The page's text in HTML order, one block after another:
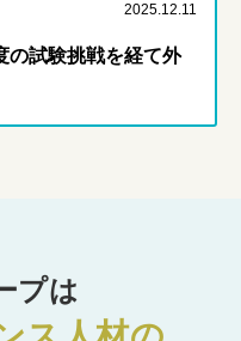
2025.12.11
の試験挑戦を経て外
プは